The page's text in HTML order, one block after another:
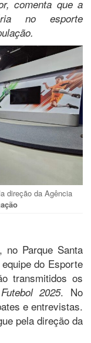
comenta que a
no esporte
direção da Agência
no Parque Santa
do Esporte
transmitidos os
2025. No
e entrevistas.
pela direção da